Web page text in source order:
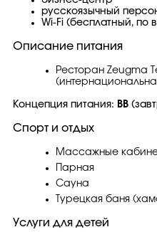
русскоязычный
Wi-Fi (бесплатный, по
Описание питания
Ресторан Zeugma
Концепция питания: ВВ
Спорт и отдых
Массажные
Парная
Сауна
Турецкая баня
Услуги для детей